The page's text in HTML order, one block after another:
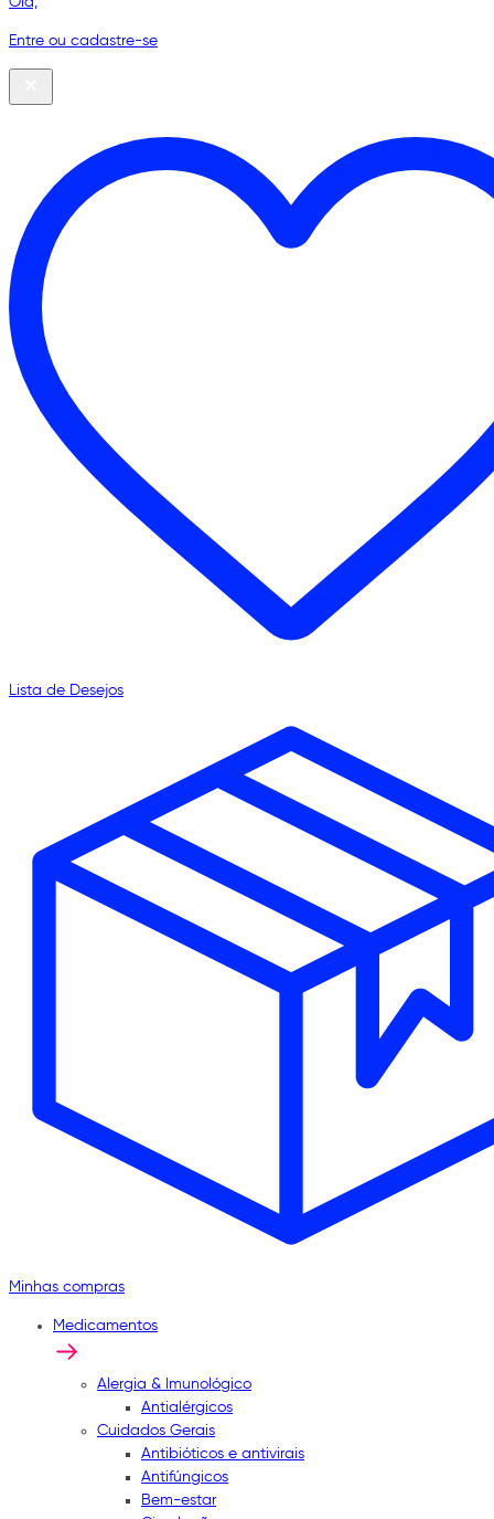
Entre ou cadastre-se
Lista de Desejos
Minhas compras
Medicamentos
Alergia & Imunológico
Antialérgicos
Cuidados Gerais
Antibióticos e antivirais
Antifúngicos
Bem-estar